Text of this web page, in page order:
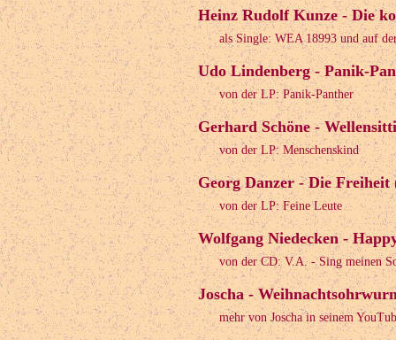
Heinz Rudolf Kunze - Die
als Single: WEA 18993 und auf
Udo Lindenberg - Panik-
von der LP: Panik-Panther
Gerhard Schöne -
von der LP: Menschenskind
Georg Danzer - Die Freiheit
von der LP: Feine Leute
Wolfgang Niedecken -
von der CD: V.A. - Sing meinen
Joscha -
mehr von Joscha in seinem